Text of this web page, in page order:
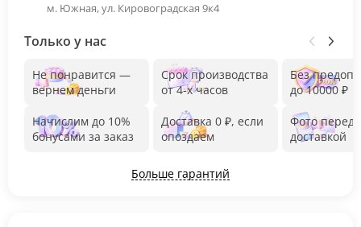
м. Южная, ул. Кировоградская 9к4
Только у нас
Не понравится —
вернем деньги
Начислим до 10%
бонусами за заказ
Срок производства
от 4-х часов
Доставка 0 ₽, если
опоздаем
Без
до 10000 ₽
Фото перед
доставкой
Больше гарантий